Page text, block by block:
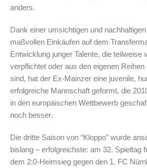
anders.
Dank einer umsichtigen und
maßvollen Einkäufen auf dem
Entwicklung junger Talente, die teilweise
verpflichtet oder aus den eigenen
sind, hat der Ex-Mainzer eine juvenile,
erfolgreiche Mannschaft geformt, die
in den europäischen Wettbewerb
noch besser.
Die dritte Saison von “Kloppo” wurde
bislang – erfolgreichste: am 32. Spieltag
dem 2:0-Heimsieg gegen den 1. FC